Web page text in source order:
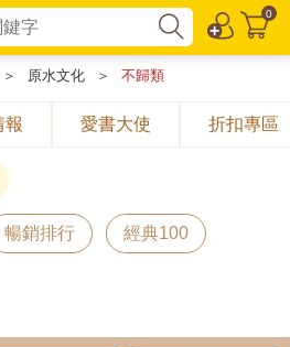
0
＞ 原水文化 ＞ 不歸類
報 愛書大使 折扣專區
暢銷排行 經典100